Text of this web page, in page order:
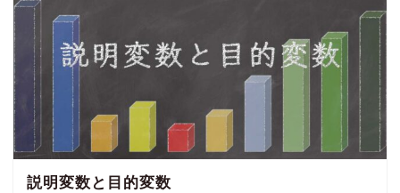
説明変数と目的変数